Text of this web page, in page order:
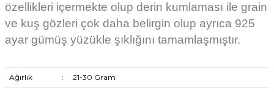
özellikleri içermekte olup derin kumlaması ile grain
ve kuş gözleri çok daha belirgin olup ayrıca 925
ayar gümüş yüzükle şıklığını tamamlaşmıştır.
Ağırlık : 21-30 Gram